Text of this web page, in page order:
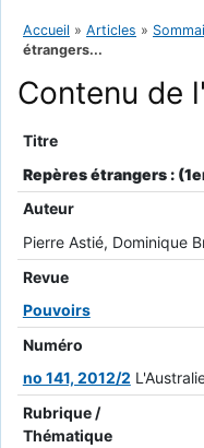
Accueil » Articles »
étrangers...
Contenu de
Titre
Repères étrangers :
Auteur
Pierre Astié, Dominique
Revue
Pouvoirs
Numéro
no 141, 2012/2
Rubrique /
Thématique